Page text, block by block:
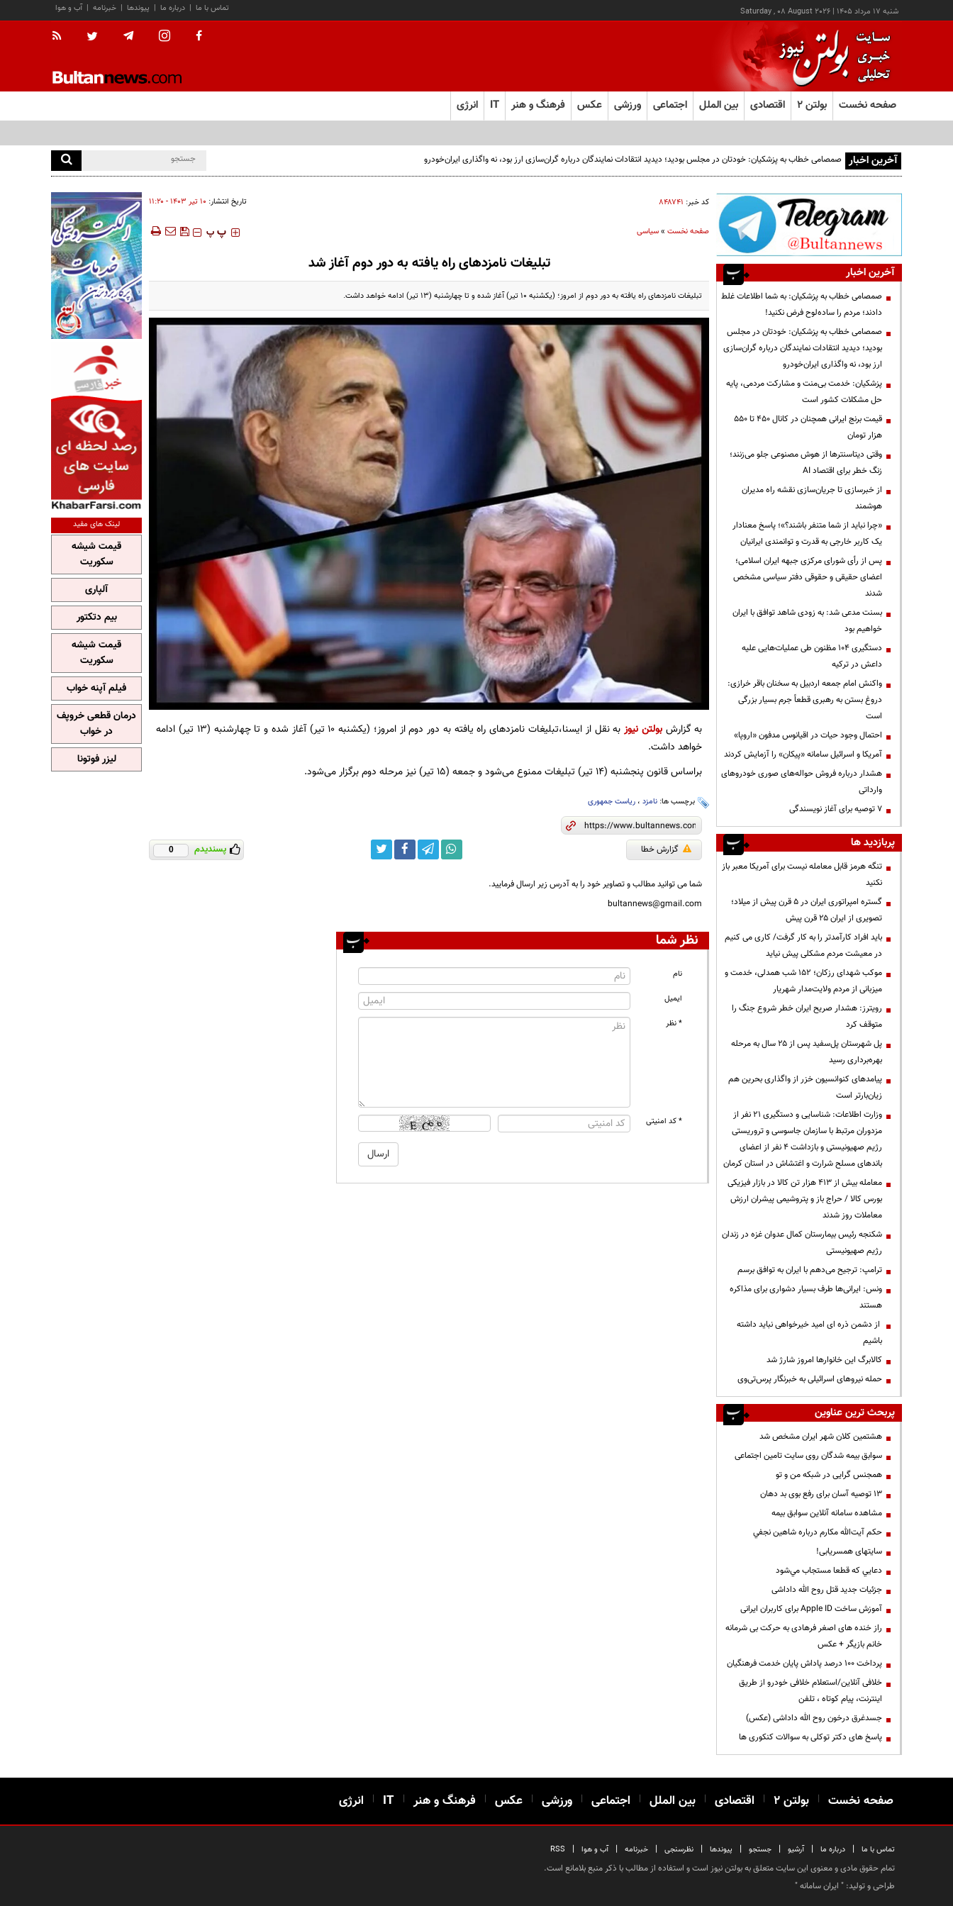
شنبه ۱۷ مرداد ۱۴۰۵ |
Saturday , 08 August 2026 آب و هوا | خبرنامه | پیوندها | درباره ما | تماس با ما
صفحه نخست بولتن ۲ اقتصادی بین الملل اجتماعی ورزشی عکس فرهنگ و هنر IT انرژی
آخرین اخبار صمصامی خطاب به پزشکیان: خودتان در مجلس بودید؛ دیدید انتقادات نمایندگان درباره گران‌سازی ارز بود، نه واگذاری ایران‌خودرو
کد خبر: ۸۴۸۷۴۱ تاریخ انتشار: ۱۰ تير ۱۴۰۳ - ۱۱:۲۰
صفحه نخست»سیاسی ‍‍‍ پ پ
تبلیغات نامزدهای راه یافته به دور دوم آغاز شد
تبلیغات نامزدهای راه یافته به دور دوم از امروز؛ (یکشنبه ۱۰ تیر) آغاز شده و تا چهارشنبه (۱۳ تیر) ادامه خواهد داشت.
به گزارشبولتن نیوز
به نقل از ایسنا،تبلیغات نامزدهای راه یافته به دور دوم از امروز؛ (یکشنبه ۱۰ تیر) آغاز شده و تا چهارشنبه (۱۳ تیر) ادامه
خواهد داشت.
براساس قانون پنجشنبه (۱۴ تیر) تبلیغات ممنوع می‌شود و جمعه (۱۵ تیر) نیز مرحله دوم برگزار می‌شود.
برچسب ها: نامزد، ریاست جمهوری
گزارش خطا پسندیدم 0
شما می توانید مطالب و تصاویر خود را به آدرس زیر ارسال فرمایید.
bultannews@gmail.com
نظر شما
نام
ایمیل
* نظر
* کد امنیتی
آخرین اخبار
صمصامی خطاب به پزشکیان: به شما اطلاعات غلط
دادند؛ مردم را ساده‌لوح فرض نکنید!
صمصامی خطاب به پزشکیان: خودتان در مجلس
بودید؛ دیدید انتقادات نمایندگان درباره گران‌سازی
ارز بود، نه واگذاری ایران‌خودرو
پزشکیان: خدمت بی‌منت و مشارکت مردمی، پایه
حل مشکلات کشور است
قیمت‌ برنج ایرانی همچنان در کانال ۴۵۰ تا ۵۵۰
هزار تومان
وقتی دیتاسنترها از هوش مصنوعی جلو می‌زنند؛
زنگ خطر برای اقتصاد AI
از خبرسازی تا جریان‌سازی نقشه راه مدیران
هوشمند
«چرا نباید از شما متنفر باشند؟»؛ پاسخ معنادار
یک کاربر خارجی به قدرت و توانمندی ایرانیان
پس از رأی شورای مرکزی جبهه ایران اسلامی؛
اعضای حقیقی و حقوقی دفتر سیاسی مشخص
شدند
بسنت مدعی شد: به زودی شاهد توافق با ایران
خواهیم بود
دستگیری ۱۰۴ مظنون طی عملیات‌هایی علیه
داعش در ترکیه
واکنش امام جمعه اردبیل به سخنان باقر خرازی:
دروغ بستن به رهبری قطعاً جرم بسیار بزرگی
است
احتمال وجود حیات در اقیانوس مدفون «اروپا»
آمریکا و اسرائیل سامانه «پیکان» را آزمایش کردند
هشدار درباره فروش حواله‌های صوری خودروهای
وارداتی
۷ توصیه برای آغاز نویسندگی
پربازدید ها
تنگه هرمز قابل معامله نیست برای آمریکا معبر باز
نکنید
گستره امپراتوری ایران در ۵ قرن پیش از میلاد؛
تصویری از ایران ۲۵ قرن پیش
باید افراد کارآمدتر را به کار گرفت/ کاری می کنیم
در معیشت مردم مشکلی پیش نیاید
موکب شهدای رزکان؛ ۱۵۲ شب همدلی، خدمت و
میزبانی از مردم ولایت‌مدار شهریار
رویترز: هشدار صریح ایران خطر شروع جنگ را
متوقف کرد
پل شهرستان پل‌سفید پس از ۲۵ سال به مرحله
بهره‌برداری رسید
پیامدهای کنوانسیون خزر از واگذاری بحرین هم
زیان‌بارتر است
وزارت اطلاعات: شناسایی و دستگیری ۲۱ نفر از
مزدوران مرتبط با سازمان جاسوسی و تروریستی
رژیم صهیونیستی و بازداشت ۴ نفر از اعضای
باندهای مسلح شرارت و اغتشاش در استان کرمان
معامله بیش از ۴۱۳ هزار تن کالا در بازار فیزیکی
بورس کالا / حراج باز و پتروشیمی پیشران ارزش
معاملات روز شدند
شکنجه رئیس بیمارستان کمال عدوان غزه در زندان
رژیم صهیونیستی
ترامپ: ترجیح می‌دهم با ایران به توافق برسم
ونس: ایرانی‌ها طرف بسیار دشواری برای مذاکره
هستند
از دشمن ذره ای امید خیرخواهی نباید داشته
باشیم
کالابرگ این خانوارها امروز شارژ شد
حمله نیروهای اسرائیلی به خبرنگار پرس‌تی‌وی
پربحث ترین عناوین
هشتمین کلان شهر ایران مشخص شد
سوابق بیمه شدگان روی سایت تامین اجتماعی
همجنس گرایی در شبکه من و تو
13 توصیه آسان برای رفع بوی بد دهان
مشاهده سامانه آنلاين سوابق بیمه
حكم آيت‌الله مكارم درباره شاهين نجفي
سایتهای همسریابی!
دعايي كه قطعا مستجاب مي‌شود
جزئیات جدید قتل روح الله داداشی
آموزش ساخت Apple ID برای کاربران ایرانی
راز خنده های اصغر فرهادی به حرکت بی شرمانه
خانم بازیگر + عکس
پرداخت ۱۰۰ درصد پاداش پایان خدمت فرهنگیان
خلافی آنلاین/استعلام خلافی خودرو از طریق
اینترنت، پیام کوتاه ، تلفن
جسدغرق درخون روح الله داداشی (عکس)
پاسخ های دکتر توکلی به سوالات کنکوری ها
لینک های مفید
قیمت شیشه
سکوریت
آلپاری
بیم دتکتور
قیمت شیشه
سکوریت
فیلم آپنه خواب
درمان قطعی خروپف
در خواب
لیزر فوتونا
صفحه نخست | بولتن ۲ | اقتصادی | بین الملل | اجتماعی | ورزشی | عکس | فرهنگ و هنر |
IT
| انرژی
تماس با ما | درباره ما | آرشیو | جستجو | پیوندها | نظرسنجی | خبرنامه | آب و هوا |
RSS
تمام حقوق مادی و معنوی این سایت متعلق به بولتن نیوز است و استفاده از مطالب با ذکر منبع بلامانع است.
طراحی و تولید: " ایران سامانه"